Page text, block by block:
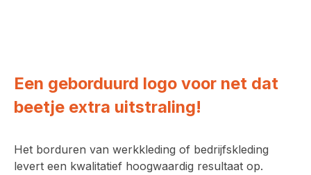
Een geborduurd logo voor net dat
beetje extra uitstraling!
Het borduren van werkkleding of bedrijfskleding
levert een kwalitatief hoogwaardig resultaat op.